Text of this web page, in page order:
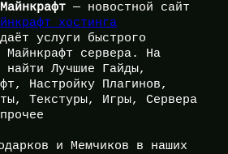
— новостной сайт
хостинга
услуги быстрого
Майнкрафт сервера. На
найти Лучшие Гайды,
Настройку Плагинов,
Текстуры, Игры, Сервера
и Мемчиков в наших